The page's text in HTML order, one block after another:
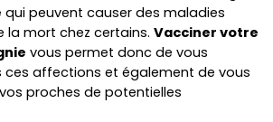
qui peuvent causer des maladies
la mort chez certains. Vacciner votre
vous permet donc de vous
ces affections et également de vous
proches de potentielles